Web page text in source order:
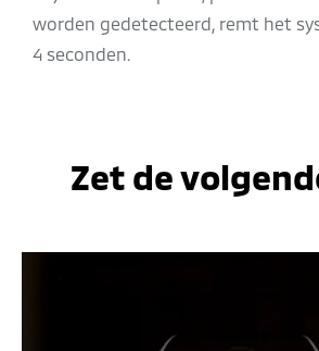
worden gedetecteerd, remt het
4 seconden.
Zet de